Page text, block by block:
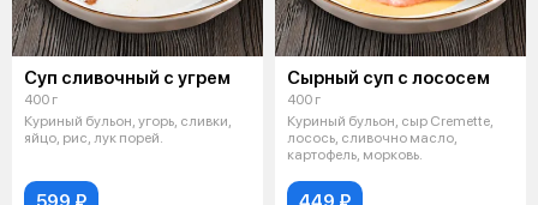
Суп сливочный с угрем
400 г
Куриный бульон, угорь, сливки,
яйцо, рис, лук порей.
Сырный суп с лососем
400 г
Куриный бульон, сыр Cremette,
лосось, сливочно масло,
картофель, морковь.